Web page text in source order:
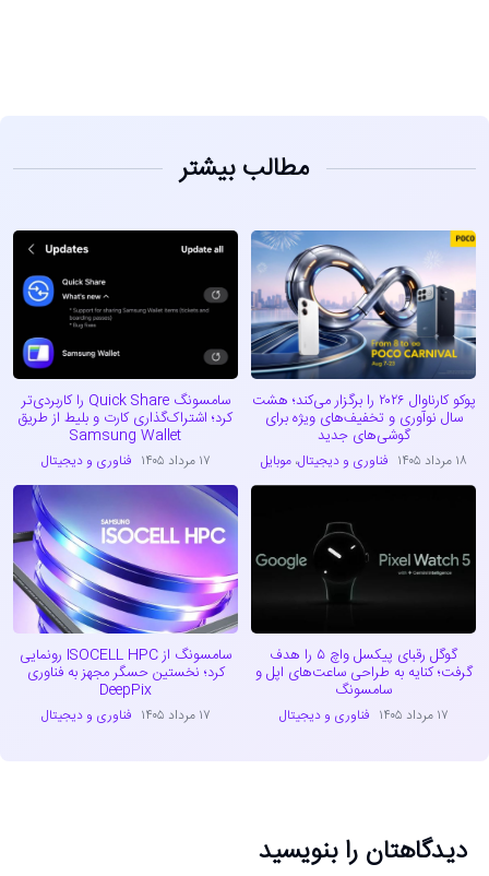
مطالب بیشتر
پوکو کارناوال ۲۰۲۶ را برگزار می‌کند؛ هشت
سال نوآوری و تخفیف‌های ویژه برای
گوشی‌های جدید
۱۸ مرداد ۱۴۰۵ فناوری و دیجیتال،موبایل
سامسونگ Quick Share را کاربردی‌تر
کرد؛ اشتراک‌گذاری کارت و بلیط از طریق
Samsung Wallet
۱۷ مرداد ۱۴۰۵ فناوری و دیجیتال
گوگل رقبای پیکسل واچ ۵ را هدف
گرفت؛ کنایه به طراحی ساعت‌های اپل و
سامسونگ
۱۷ مرداد ۱۴۰۵ فناوری و دیجیتال
سامسونگ از ISOCELL HPC رونمایی
کرد؛ نخستین حسگر مجهز به فناوری
DeepPix
۱۷ مرداد ۱۴۰۵ فناوری و دیجیتال
دیدگاهتان را بنویسید